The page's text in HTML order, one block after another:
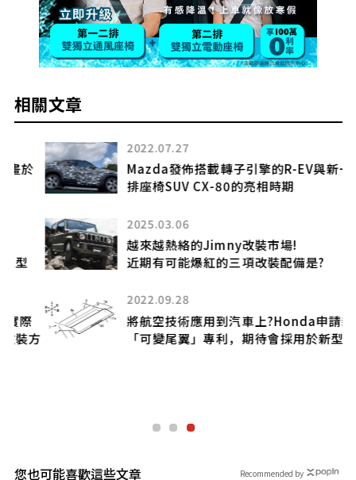
相關文章
2022.07.27
Mazda發佈搭載轉子引擎的R-EV與新一代3
排座椅SUV CX-80的亮相時期
2025.03.06
越來越熱絡的Jimny改裝市場!
近期有可能爆紅的三項改裝配備是?
2022.09.28
將航空技術應用到汽車上?Honda申請新
「可變尾翼」專利，期待會採用於新型車上
您也可能喜歡這些文章 Recommended by